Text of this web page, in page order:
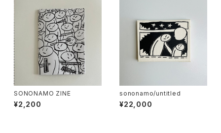
SONONAMO ZINE
¥2,200
sononamo/untitled
¥22,000